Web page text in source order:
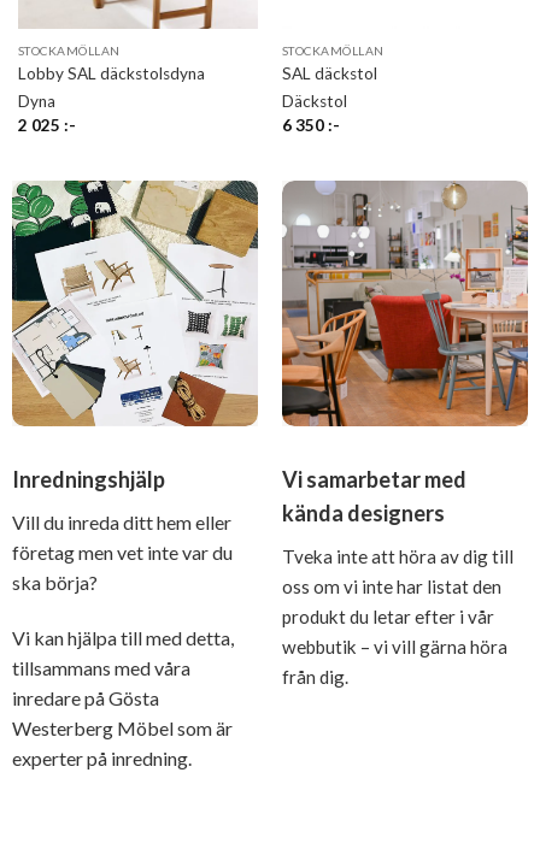
STOCKAMÖLLAN
Lobby SAL däckstolsdyna
Dyna
2 025 :-
STOCKAMÖLLAN
SAL däckstol
Däckstol
6 350:-
Inredningshjälp
Vill du inreda ditt hem eller
företag men vet inte var du
ska börja?
Vi kan hjälpa till med detta,
tillsammans med våra
inredare på Gösta
Westerberg Möbel som är
experter på inredning.
Vi samarbetar med
kända designers
Tveka inte att höra av dig till
oss om vi inte har listat den
produkt du letar efter i vår
webbutik – vi vill gärna höra
från dig.